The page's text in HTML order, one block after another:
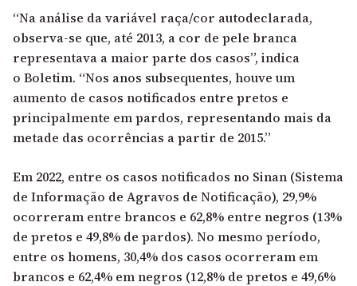
“Na análise da variável raça/cor autodeclarada,
observa-se que, até 2013, a cor de pele branca
representava a maior parte dos casos”, indica
o Boletim. “Nos anos subsequentes, houve um
aumento de casos notificados entre pretos e
principalmente em pardos, representando mais da
metade das ocorrências a partir de 2015.”
Em 2022, entre os casos notificados no Sinan (Sistema
de Informação de Agravos de Notificação), 29,9%
ocorreram entre brancos e 62,8% entre negros (13%
de pretos e 49,8% de pardos). No mesmo período,
entre os homens, 30,4% dos casos ocorreram em
brancos e 62,4% em negros (12,8% de pretos e 49,6%